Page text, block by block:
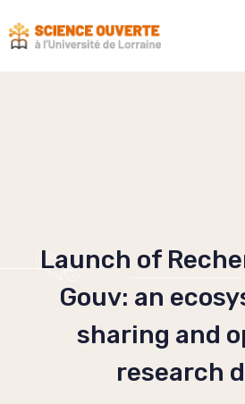
to
Launch of
Gouv: an
sharing and
research